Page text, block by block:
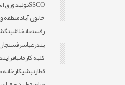
SSCOتولید ورق
خاتون آبادمنطقه
رفسنجانفلاشینگ
بندرعباس
کلبه کارمانیا
قطارنبشیکارخانه